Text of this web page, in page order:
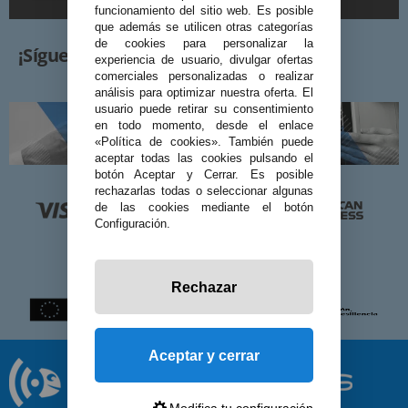
¡Síguenos!
funcionamiento del sitio web. Es posible
que además se utilicen otras categorías
de cookies para personalizar la
experiencia de usuario, divulgar ofertas
comerciales personalizadas o realizar
análisis para optimizar nuestra oferta. El
usuario puede retirar su consentimiento
en todo momento, desde el enlace
«Política de cookies». También puede
aceptar todas las cookies pulsando el
botón Aceptar y Cerrar. Es posible
rechazarlas todas o seleccionar algunas
de las cookies mediante el botón
Configuración.
Rechazar
Aceptar y cerrar